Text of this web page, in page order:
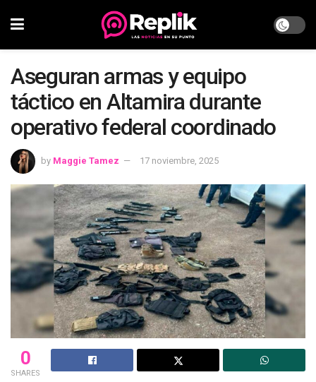
Aseguran armas y equipo
táctico en Altamira durante
operativo federal coordinado
by Maggie Tamez 17 noviembre, 2025
0
SHARES